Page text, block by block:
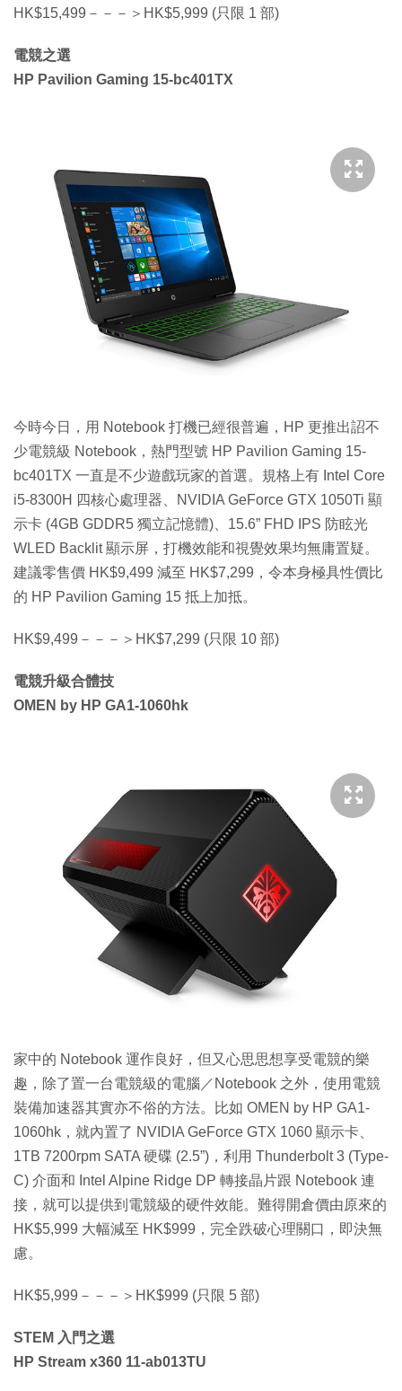
HK$15,499－－－＞HK$5,999 (只限 1 部)
電競之選
HP Pavilion Gaming 15-bc401TX
今時今日，用 Notebook 打機已經很普遍，HP 更推出詔不
少電競級 Notebook，熱門型號 HP Pavilion Gaming 15-
bc401TX 一直是不少遊戲玩家的首選。規格上有 Intel Core
i5-8300H 四核心處理器、NVIDIA GeForce GTX 1050Ti 顯
示卡 (4GB GDDR5 獨立記憶體)、15.6” FHD IPS 防眩光
WLED Backlit 顯示屏，打機效能和視覺效果均無庸置疑。
建議零售價 HK$9,499 減至 HK$7,299，令本身極具性價比
的 HP Pavilion Gaming 15 抵上加抵。
HK$9,499－－－＞HK$7,299 (只限 10 部)
電競升級合體技
OMEN by HP GA1-1060hk
家中的 Notebook 運作良好，但又心思思想享受電競的樂
趣，除了置一台電競級的電腦／Notebook 之外，使用電競
裝備加速器其實亦不俗的方法。比如 OMEN by HP GA1-
1060hk，就內置了 NVIDIA GeForce GTX 1060 顯示卡、
1TB 7200rpm SATA 硬碟 (2.5”)，利用 Thunderbolt 3 (Type-
C) 介面和 Intel Alpine Ridge DP 轉接晶片跟 Notebook 連
接，就可以提供到電競級的硬件效能。難得開倉價由原來的
HK$5,999 大幅減至 HK$999，完全跌破心理關口，即決無
慮。
HK$5,999－－－＞HK$999 (只限 5 部)
STEM 入門之選
HP Stream x360 11-ab013TU